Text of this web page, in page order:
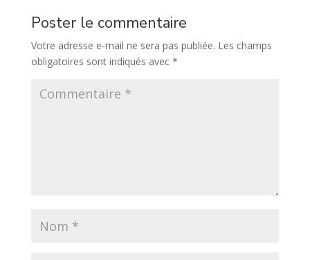
Poster le commentaire
Votre adresse e-mail ne sera pas publiée. Les champs
obligatoires sont indiqués avec *